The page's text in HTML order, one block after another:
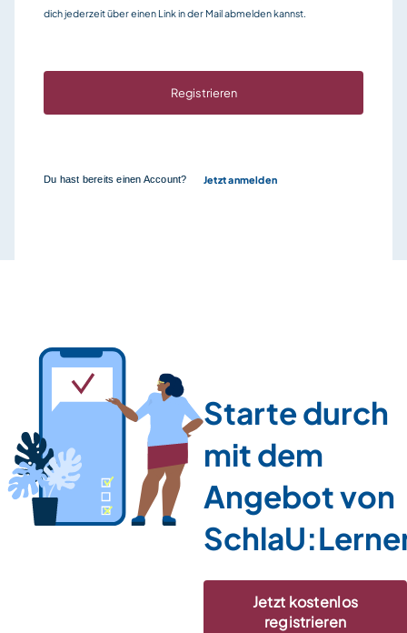
dich jederzeit über einen Link in der Mail abmelden kannst.
Du hast bereits einen Account? Jetzt anmelden
Starte durch
mit dem
Angebot von
Jetzt kostenlos
registrieren